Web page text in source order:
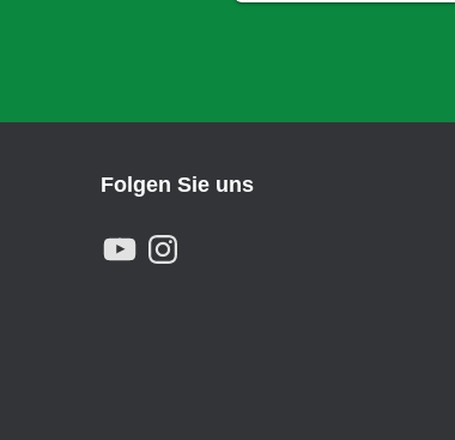
Folgen Sie uns
Y
O
N